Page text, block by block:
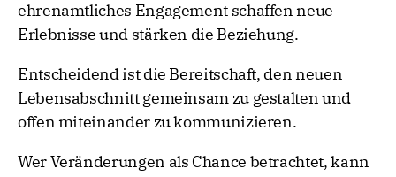
ehrenamtliches Engagement schaffen neue
Erlebnisse und stärken die Beziehung.
Entscheidend ist die Bereitschaft, den neuen
Lebensabschnitt gemeinsam zu gestalten und
offen miteinander zu kommunizieren.
Wer Veränderungen als Chance betrachtet, kann